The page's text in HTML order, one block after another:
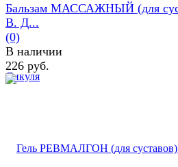
Бальзам МАССАЖНЫЙ (для
В. Д...
(0)
В наличии
226 руб.